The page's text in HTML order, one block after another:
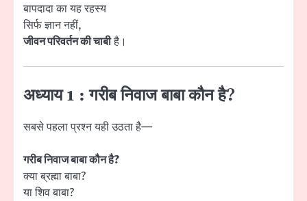
बापदादा का यह रहस्य
सिर्फ ज्ञान नहीं,
जीवन परिवर्तन की चाबीहै।
अध्याय 1 : गरीब निवाज बाबा कौन है?
सबसे पहला प्रश्न यही उठता है—
गरीब निवाज बाबा कौन है?
क्या ब्रह्मा बाबा?
या शिव बाबा?